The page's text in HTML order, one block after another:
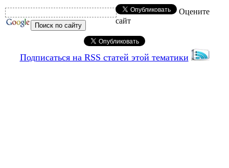
Оцените
сайт
Подписаться на RSS статей этой тематики